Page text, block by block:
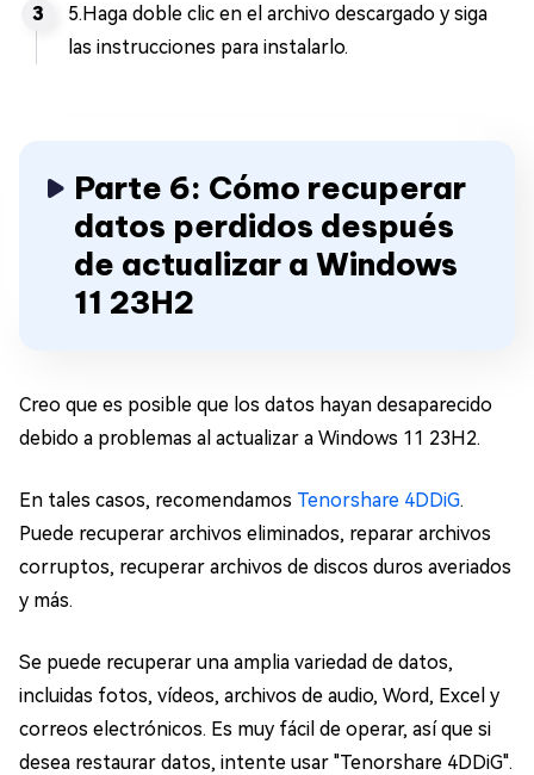
5.Haga doble clic en el archivo descargado y siga
las instrucciones para instalarlo.
Parte 6: Cómo recuperar
datos perdidos después
de actualizar a Windows
11 23H2
Creo que es posible que los datos hayan desaparecido
debido a problemas al actualizar a Windows 11 23H2.
En tales casos, recomendamos Tenorshare 4DDiG.
Puede recuperar archivos eliminados, reparar archivos
corruptos, recuperar archivos de discos duros averiados
y más.
Se puede recuperar una amplia variedad de datos,
incluidas fotos, vídeos, archivos de audio, Word, Excel y
correos electrónicos. Es muy fácil de operar, así que si
desea restaurar datos, intente usar "Tenorshare 4DDiG".